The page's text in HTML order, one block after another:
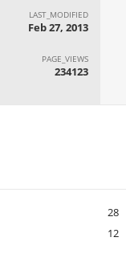
LAST_MODIFIED
Feb 27, 2013
PAGE_VIEWS
234123
28
12